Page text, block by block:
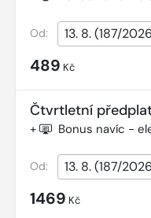
Od:
489 Kč
Čtvrtletní
+ Bonus navíc -
Od:
1469 Kč